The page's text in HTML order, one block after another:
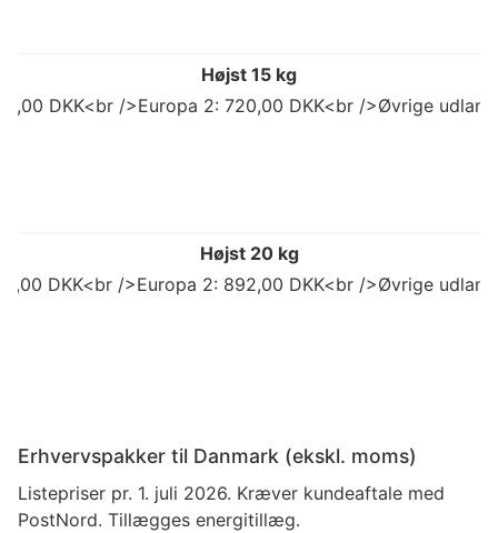
Højst 15 kg
DKK<br />Europa 2: 720,00 DKK<br />Øvrige
Højst 20 kg
DKK<br />Europa 2: 892,00 DKK<br />Øvrige
Erhvervspakker til Danmark (ekskl. moms)
Listepriser pr. 1. juli 2026. Kræver kundeaftale med
PostNord. Tillægges energitillæg.